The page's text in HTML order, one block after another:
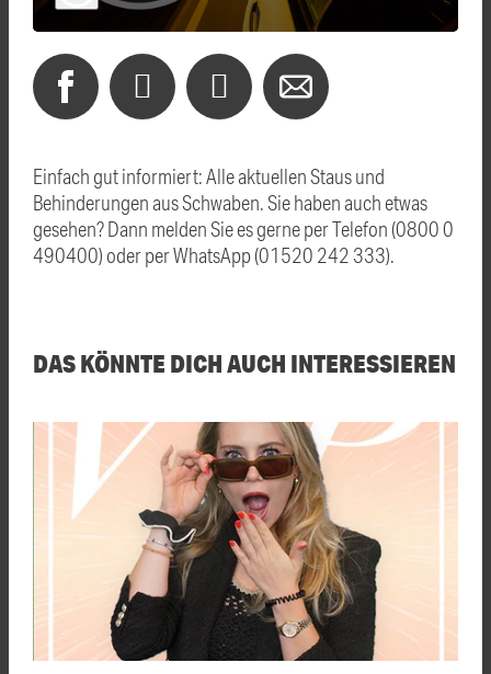
Einfach gut informiert: Alle aktuellen Staus und
Behinderungen aus Schwaben. Sie haben auch etwas
gesehen? Dann melden Sie es gerne per Telefon (0800 0
490400) oder per WhatsApp (01520 242 333).
DAS KÖNNTE DICH AUCH INTERESSIEREN